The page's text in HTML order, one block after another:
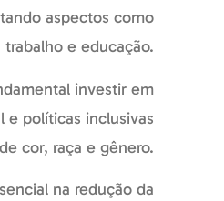
aspectos como
trabalho e educação.
investir em
e políticas inclusivas
cor, raça e gênero.
na redução da